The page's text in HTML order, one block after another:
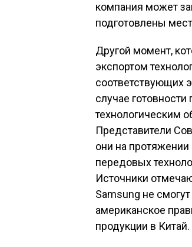
компания может
подготовлены
Другой момент,
экспортом
соответствующих
случае
технологическим
Представители
они на
передовых
Источники
Samsung не
американское
продукции в Китай.